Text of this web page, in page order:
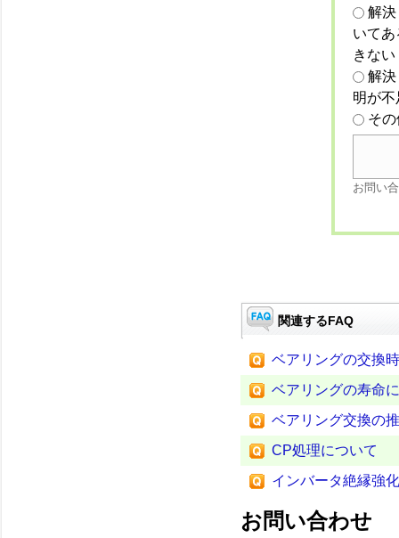
解
いて
きない
解
明が
そ
お問い
関連するFAQ
ベアリングの交換
ベアリングの寿命
ベアリング交換の
CP処理について
インバータ絶縁強
お問い合わせ